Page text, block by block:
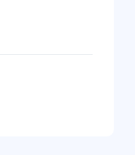
revenus sans